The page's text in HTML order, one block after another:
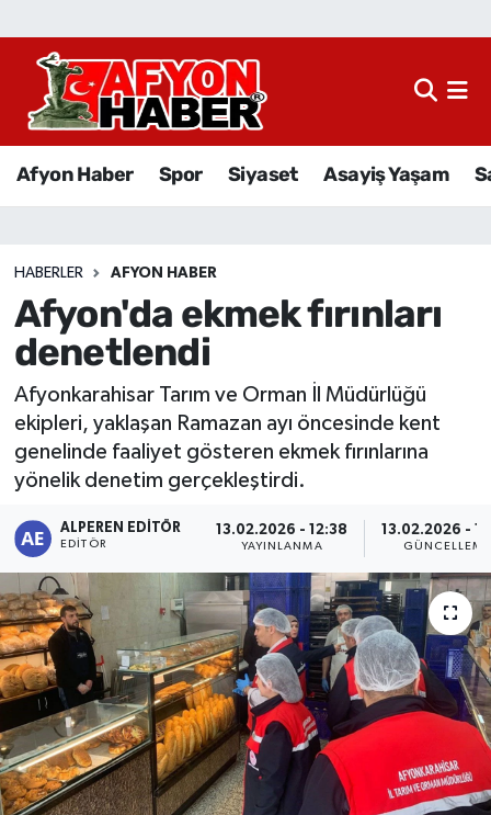
Afyon Haber Spor Siyaset Asayiş Yaşam
HABERLER AFYON HABER
Afyon'da ekmek fırınları
denetlendi
Afyonkarahisar Tarım ve Orman İl Müdürlüğü
ekipleri, yaklaşan Ramazan ayı öncesinde kent
genelinde faaliyet gösteren ekmek fırınlarına
yönelik denetim gerçekleştirdi.
ALPEREN EDITÖR
EDITÖR
13.02.2026 - 12:38
YAYINLANMA
13.02.2026 -
GÜNCELLEME
Afyon Haber
Sağlık
Eğitim
Sivil Toplum
Ekonomi
Magazin
Etkinlikler